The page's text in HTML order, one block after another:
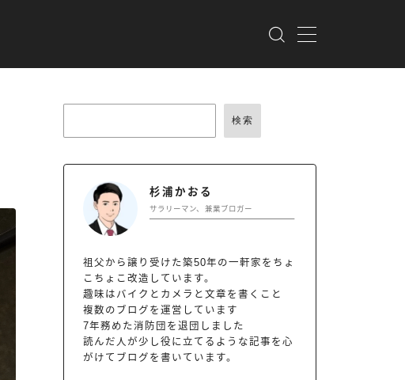
検索
杉浦かおる
サラリーマン、兼業ブロガー
祖父から譲り受けた築50年の一軒家をちょ
こちょこ改造しています。
趣味はバイクとカメラと文章を書くこと
複数のブログを運営しています
7年務めた消防団を退団しました
読んだ人が少し役に立てるような記事を心
がけてブログを書いています。